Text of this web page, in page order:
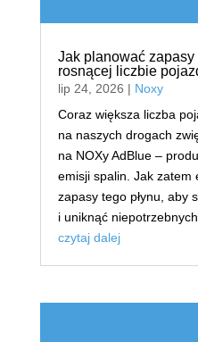
Jak planować
rosnącej liczbie
lip 24, 2026 | Noxy
Coraz większa liczba
na naszych drogach
na NOXy AdBlue –
emisji spalin. Jak zatem
zapasy tego płynu, aby
i uniknąć niepotrzebnych
czytaj dalej